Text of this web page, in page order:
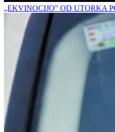
„EKVINOCIJO” OD UTORKA